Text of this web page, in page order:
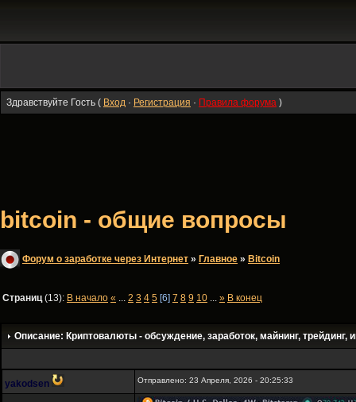
Здравствуйте Гость ( Вход · Регистрация · Правила форума )
bitcoin - общие вопросы
Форум о заработке через Интернет » Главное » Bitсoin
Страниц(13): В начало « ... 2 3 4 5 [6] 7 8 9 10 ... » В конец
Описание: Криптовалюты - обсуждение, заработок, майнинг, трейдинг,
yakodsen Отправлено: 23 Апреля, 2026 - 20:25:33